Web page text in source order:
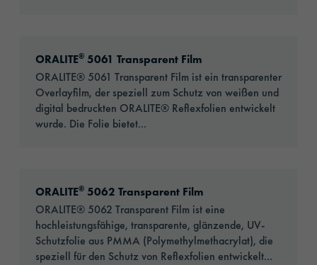
ORALITE® 5061 Transparent Film
ORALITE® 5061 Transparent Film ist ein transparenter
Overlayfilm, der speziell zum Schutz von weißen und
digital bedruckten ORALITE® Reflexfolien entwickelt
wurde. Die Folie bietet...
ORALITE® 5062 Transparent Film
ORALITE® 5062 Transparent Film ist eine
hochleistungsfähige, transparente, glänzende, UV-
Schutzfolie aus PMMA (Polymethylmethacrylat), die
speziell für den Schutz von Reflexfolien entwickelt...